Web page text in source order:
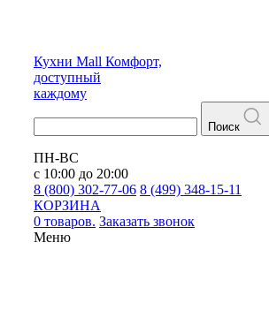
Кухни Mall Комфорт,
доступный
каждому
Поиск
ПН-ВС
с 10:00 до 20:00
8 (800) 302-77-06 8 (499) 348-15-11
КОРЗИНА
0 товаров. Заказать звонок
Меню